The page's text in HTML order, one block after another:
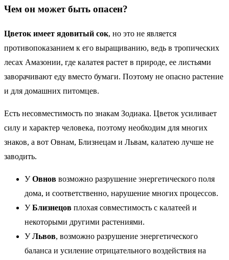
Чем он может быть опасен?
Цветок имеет ядовитый сок, но это не является
противопоказанием к его выращиванию, ведь в тропических
лесах Амазонии, где калатея растет в природе, ее листьями
заворачивают еду вместо бумаги. Поэтому не опасно растение
и для домашних питомцев.
Есть несовместимость по знакам Зодиака. Цветок усиливает
силу и характер человека, поэтому необходим для многих
знаков, а вот Овнам, Близнецам и Львам, калатею лучше не
заводить.
УОвнов возможно разрушение энергетического поля
дома, и соответственно, нарушение многих процессов.
УБлизнецов плохая совместимость с калатеей и
некоторыми другими растениями.
УЛьвов, возможно разрушение энергетического
баланса и усиление отрицательного воздействия на